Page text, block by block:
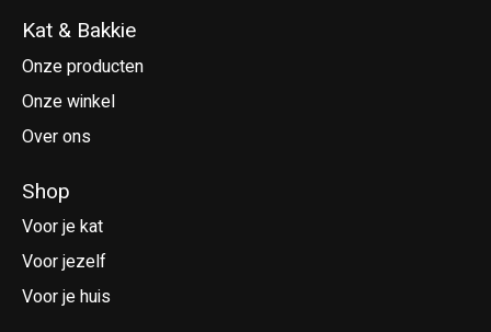
Kat & Bakkie
Onze producten
Onze winkel
Over ons
Shop
Voor je kat
Voor jezelf
Voor je huis